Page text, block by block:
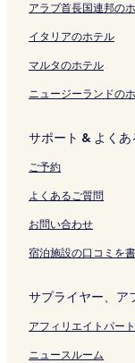
Y
o
k
k
i
i
S
T
N
ペ
ジ
開
く
リ
ン
ク
を
開
く
リ
ク
i
t
a
-
u
i
の
ペ
ー
を
く
ン
ク
z
a
の
ペ
ジ
く
リ
ン
ク
ク
ク
リ
ン
ク
を
開
く
リ
ク
アラブ首長国連邦の
イタリアのホテル
マルタのホテル
ニュージーランドの
サポート & よくあ
ご予約
よくあるご質問
お問い合わせ
宿泊施設の口コミを書
サプライヤー、ア
アフィリエイトパー
ニュースルーム